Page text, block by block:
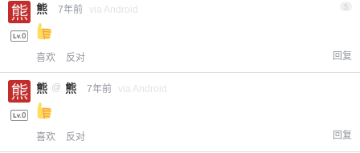
熊 7年前 via Android 5
喜欢 反对 回复
熊 @ 熊 7年前 via Android
喜欢 反对 回复